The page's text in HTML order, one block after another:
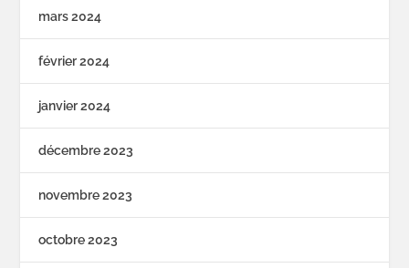
mars 2024
février 2024
janvier 2024
décembre 2023
novembre 2023
octobre 2023